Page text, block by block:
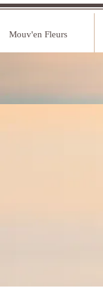
Mouv'en Fleurs